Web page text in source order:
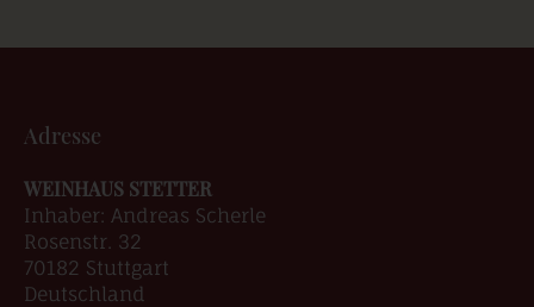
Adresse
WEINHAUS STETTER
Inhaber: Andreas Scherle
Rosenstr. 32
70182 Stuttgart
Deutschland